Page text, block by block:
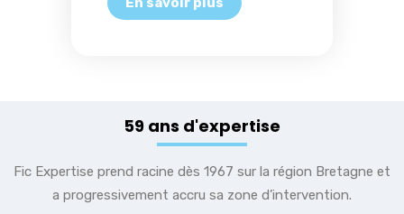
59 ans d'expertise
Fic Expertise prend racine dès 1967 sur la région Bretagne et
a progressivement accru sa zone d’intervention.